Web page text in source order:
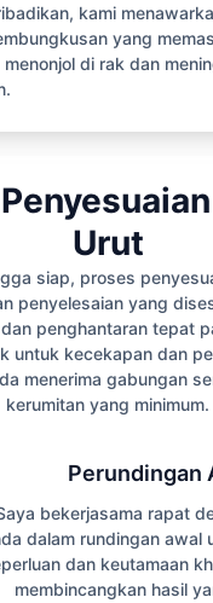
kami
yang
di rak dan
Urut
siap, proses
penyelesaian yang
penghantaran tepat
untuk kecekapan dan
menerima gabungan
kerumitan yang minimum.
Perundingan
bekerjasama rapat
dalam rundingan awal
dan keutamaan
membincangkan hasil